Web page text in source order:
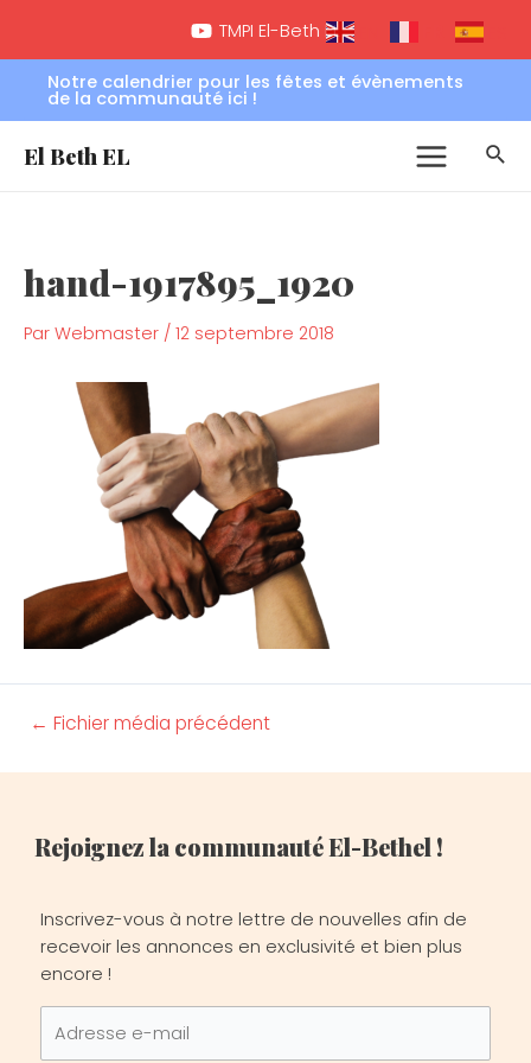
contenu
TMPI El-Beth EL
Notre calendrier pour les fêtes et évènements
de la communauté ici !
El Beth EL
Main
Menu
hand-1917895_1920
Par Webmaster / 12 septembre 2018
l’article
← Fichier média précédent
Rejoignez la communauté El-Bethel !
Inscrivez-vous à notre lettre de nouvelles afin de
recevoir les annonces en exclusivité et bien plus
encore !